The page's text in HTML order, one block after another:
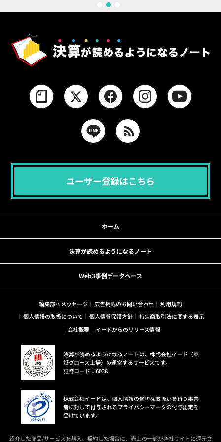
ユーザー登録はこちら
ホーム
決算が読めるようになるノート
Web3事例データベース
編集部へメッセージ 広告掲載のお問い合わせ
利用規約
個人情報の取扱について
個人情報保護方針
特定商取引法に関する表示
会社概要
イードからのリリース情報
決算が読めるようになるノートは、株式会社イード（東
証グロース上場）の運営するサービスです。
証券コード：6038
株式会社イードは、個人情報の適切な取扱いを行う事業
者に対して付与されるプライバシーマークの付与認定を
受けています。
紹介した商品/サービスを購入、契約した場合に、売上の一部が弊社サイトに還元さ